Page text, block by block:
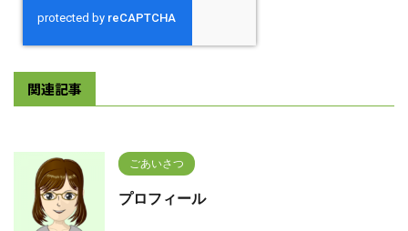
関連記事
ごあいさつ
プロフィール